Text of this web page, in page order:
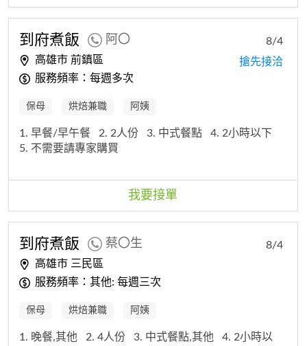
到府煮飯 阿〇
高雄市 前鎮區
服務頻率：每週多次
8/4
搶先接洽
保母 烘焙兼職 阿姨
1. 早餐/早午餐 2. 2人份 3. 中式餐點
4. 2小時以下
5. 不需要請專家購買
我要接單
到府煮飯 蔡〇生
高雄市 三民區
服務頻率：其他: 每週三次
8/4
保母 烘焙兼職 阿姨
1. 晚餐,其他 2. 4人份 3. 中式餐點,其他
4. 2小時以